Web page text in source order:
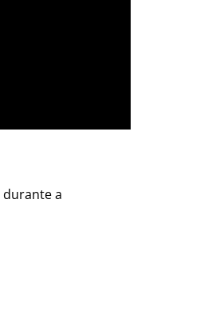
durante a